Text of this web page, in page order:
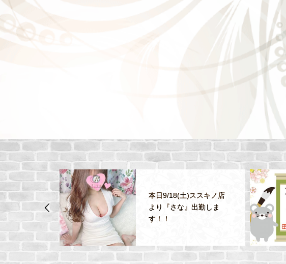
の取扱い
た！
本日9/18(土)ススキノ店
より『さな』出勤しま
す！！